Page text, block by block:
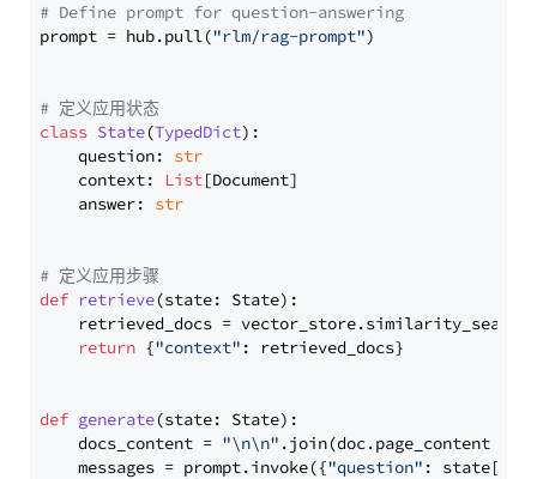
# Define prompt for question-answering
prompt = hub.pull("rlm/rag-prompt")
# 定义应用状态
class State(TypedDict):
    question:
str
    context:
List[Document]
    answer:
str
# 定义应用步骤
def retrieve(state: State):
retrieved_docs =
return {"context" : retrieved_docs}
def generate(state: State):
    docs_content =
"\n\n" .join(doc.page_content
    messages = prompt.invoke({
"question" : state[